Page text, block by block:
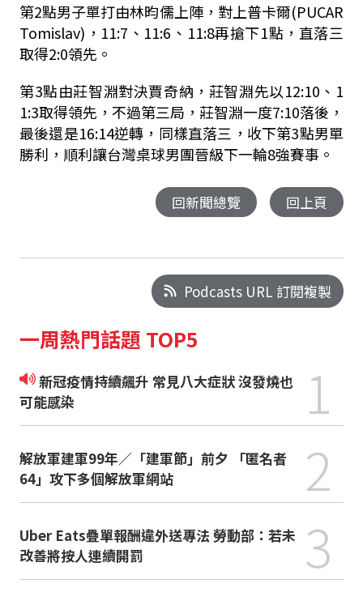
第2點男子單打由林昀儒上陣，對上普卡爾(PUCAR
Tomislav)，11:7、11:6、11:8再搶下1點，直落三
取得2:0領先。
第3點由莊智淵對決賈奇納，莊智淵先以12:10、1
1:3取得領先，不過第三局，莊智淵一度7:10落後，
最後還是16:14逆轉，同樣直落三，收下第3點男單
勝利，順利讓台灣桌球男團晉級下一輪8強賽事。
回新聞總覽 回上頁
Podcasts URL 訂閱複製
一周熱門話題 TOP5
新冠疫情持續飆升 常見八大症狀 沒發燒也
可能感染
1
解放軍建軍99年／「建軍節」前夕 「匿名者
64」攻下多個解放軍網站
2
Uber Eats疊單報酬違外送專法 勞動部：若未
改善將按人連續開罰
3